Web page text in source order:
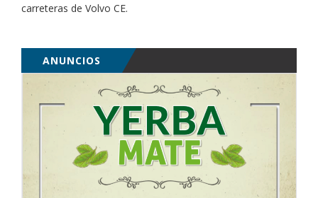
carreteras de Volvo CE.
ANUNCIOS